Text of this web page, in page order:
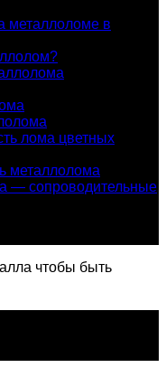
металлоломе в
лома цветных
металлолома
— сопроводительные
чтобы быть